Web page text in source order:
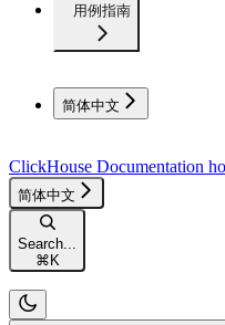
用例指南
简体中文
ClickHouse Documentation
简体中文
Search...
⌘ K